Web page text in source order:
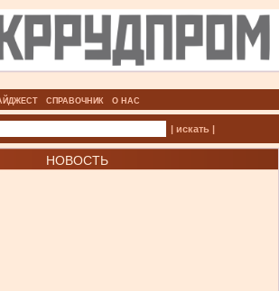
СПРАВОЧНИК О НАС
| искать |
НОВОСТЬ